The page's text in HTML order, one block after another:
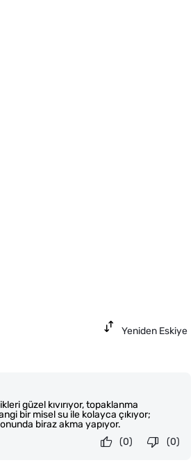
Yeniden Eskiye
güzel kıvırıyor, topaklanma
bir misel su ile kolayca çıkıyor;
biraz akma yapıyor.
(0)
(0)